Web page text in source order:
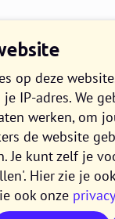
op deze
je IP-adres. We
werken, om
de website
Je kunt zelf je
Hier zie je
ook onze
23 JULI 2024 8